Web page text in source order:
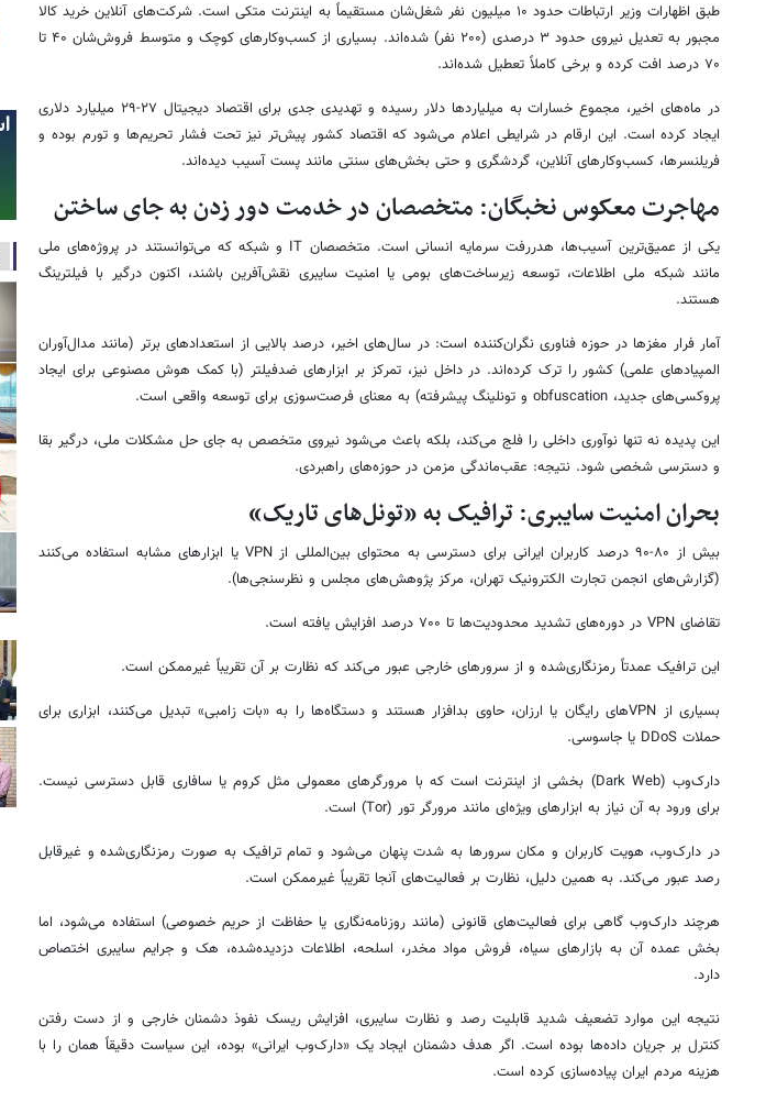
طبق اظهارات وزیر ارتباطات حدود ۱۰ میلیون نفر شغل‌شان مستقیماً به اینترنت متکی است. شرکت‌های آنلاین خرید کالا
مجبور به تعدیل نیروی حدود ۳ درصدی (۲۰۰ نفر) شده‌اند. بسیاری از کسب‌وکارهای کوچک و متوسط فروش‌شان ۴۰ تا
۷۰ درصد افت کرده و برخی کاملاً تعطیل شده‌اند.
در ماه‌های اخیر، مجموع خسارات به میلیاردها دلار رسیده و تهدیدی جدی برای اقتصاد دیجیتال ۲۷-۲۹ میلیارد دلاری
ایجاد کرده است. این ارقام در شرایطی اعلام می‌شود که اقتصاد کشور پیش‌تر نیز تحت فشار تحریم‌ها و تورم بوده و
فریلنسرها، کسب‌وکارهای آنلاین، گردشگری و حتی بخش‌های سنتی مانند پست آسیب دیده‌اند.
مهاجرت معکوس نخبگان: متخصصان در خدمت دور زدن به جای ساختن
یکی از عمیق‌ترین آسیب‌ها، هدررفت سرمایه انسانی است. متخصصان IT و شبکه که می‌توانستند در پروژه‌های ملی
مانند شبکه ملی اطلاعات، توسعه زیرساخت‌های بومی یا امنیت سایبری نقش‌آفرین باشند، اکنون درگیر با فیلترینگ
هستند.
آمار فرار مغزها در حوزه فناوری نگران‌کننده است: در سال‌های اخیر، درصد بالایی از استعدادهای برتر (مانند مدال‌آوران
المپیادهای علمی) کشور را ترک کرده‌اند. در داخل نیز، تمرکز بر ابزارهای ضدفیلتر (با کمک هوش مصنوعی برای ایجاد
پروکسی‌های جدید، obfuscation و تونلینگ پیشرفته) به معنای فرصت‌سوزی برای توسعه واقعی است.
این پدیده نه تنها نوآوری داخلی را فلج می‌کند، بلکه باعث می‌شود نیروی متخصص به جای حل مشکلات ملی، درگیر بقا
و دسترسی شخصی شود. نتیجه: عقب‌ماندگی مزمن در حوزه‌های راهبردی.
بحران امنیت سایبری: ترافیک به «تونل‌های تاریک»
بیش از ۸۰-۹۰ درصد کاربران ایرانی برای دسترسی به محتوای بین‌المللی از VPN یا ابزارهای مشابه استفاده می‌کنند
(گزارش‌های انجمن تجارت الکترونیک تهران، مرکز پژوهش‌های مجلس و نظرسنجی‌ها).
تقاضای VPN در دوره‌های تشدید محدودیت‌ها تا ۷۰۰ درصد افزایش یافته است.
این ترافیک عمدتاً رمزنگاری‌شده و از سرورهای خارجی عبور می‌کند که نظارت بر آن تقریباً غیرممکن است.
بسیاری از VPN‌های رایگان یا ارزان، حاوی بدافزار هستند و دستگاه‌ها را به «بات زامبی» تبدیل می‌کنند، ابزاری برای
حملات DDoS یا جاسوسی.
دارک‌وب (Dark Web) بخشی از اینترنت است که با مرورگرهای معمولی مثل کروم یا سافاری قابل دسترسی نیست.
برای ورود به آن نیاز به ابزارهای ویژه‌ای مانند مرورگر تور (Tor) است.
در دارک‌وب، هویت کاربران و مکان سرورها به شدت پنهان می‌شود و تمام ترافیک به صورت رمزنگاری‌شده و غیرقابل
رصد عبور می‌کند. به همین دلیل، نظارت بر فعالیت‌های آنجا تقریباً غیرممکن است.
هرچند دارک‌وب گاهی برای فعالیت‌های قانونی (مانند روزنامه‌نگاری یا حفاظت از حریم خصوصی) استفاده می‌شود، اما
بخش عمده آن به بازارهای سیاه، فروش مواد مخدر، اسلحه، اطلاعات دزدیده‌شده، هک و جرایم سایبری اختصاص
دارد.
نتیجه این موارد تضعیف شدید قابلیت رصد و نظارت سایبری، افزایش ریسک نفوذ دشمنان خارجی و از دست رفتن
کنترل بر جریان داده‌ها بوده است. اگر هدف دشمنان ایجاد یک «دارک‌وب ایرانی» بوده، این سیاست دقیقاً همان را با
هزینه مردم ایران پیاده‌سازی کرده است.